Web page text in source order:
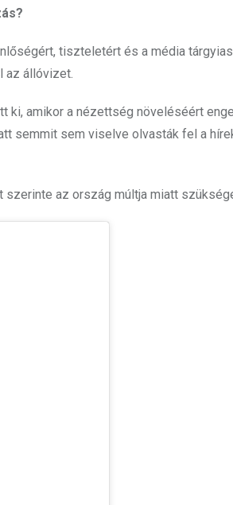
tiszteletért és a média
az állóvizet.
ki, amikor a nézettség növeléséért
semmit sem viselve olvasták fel a
az ország múltja miatt